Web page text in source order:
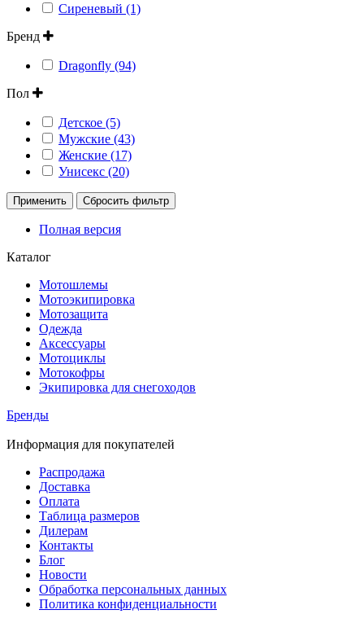
Сиреневый (1)
Бренд
Dragonfly (94)
Пол
Детское (5)
Мужские (43)
Женские (17)
Унисекс (20)
Применить Сбросить фильтр
Полная версия
Каталог
Мотошлемы
Мотоэкипировка
Мотозащита
Одежда
Аксессуары
Мотоциклы
Мотокофры
Экипировка для снегоходов
Бренды
Информация для покупателей
Распродажа
Доставка
Оплата
Таблица размеров
Дилерам
Контакты
Блог
Новости
Обработка персональных данных
Политика конфиденциальности